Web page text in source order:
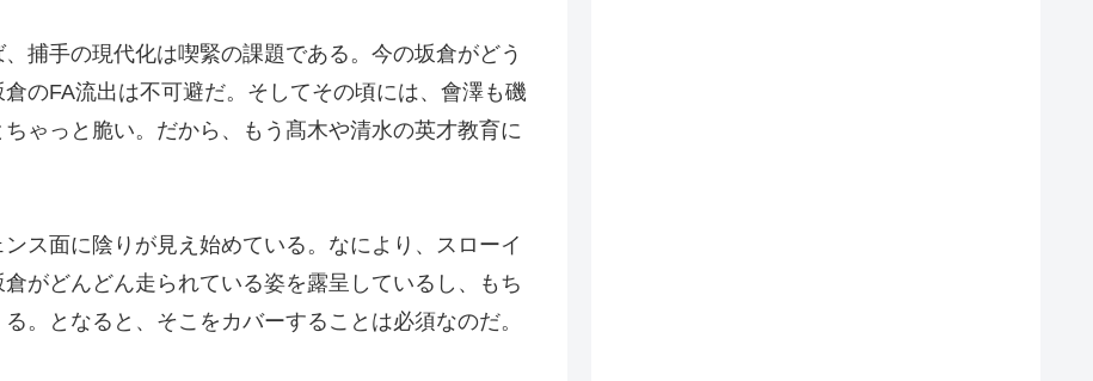
捕手の現代化は喫緊の課題である。今の坂倉がどう
のFA流出は不可避だ。そしてその頃には、會澤も磯
ゃっと脆い。だから、もう髙木や清水の英才教育に
ス面に陰りが見え始めている。なにより、スローイ
がどんどん走られている姿を露呈しているし、もち
。となると、そこをカバーすることは必須なのだ。